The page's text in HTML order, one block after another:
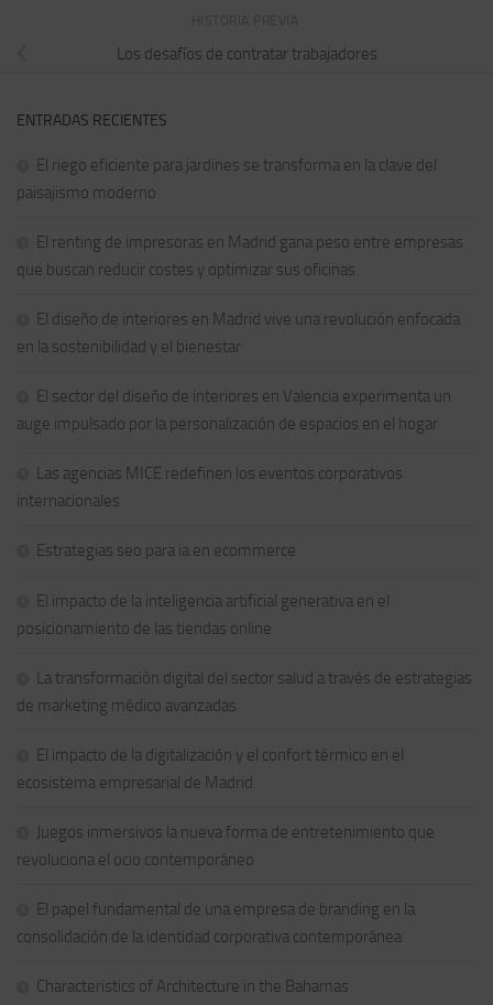
Los desafíos de contratar trabajadores
ENTRADAS RECIENTES
El riego eficiente para jardines se transforma en la clave del
paisajismo moderno
El renting de impresoras en Madrid gana peso entre empresas
que buscan reducir costes y optimizar sus oficinas
El diseño de interiores en Madrid vive una revolución enfocada
en la sostenibilidad y el bienestar
El sector del diseño de interiores en Valencia experimenta un
auge impulsado por la personalización de espacios en el hogar
Las agencias MICE redefinen los eventos corporativos
internacionales
Estrategias seo para ia en ecommerce
El impacto de la inteligencia artificial generativa en el
posicionamiento de las tiendas online
La transformación digital del sector salud a través de estrategias
de marketing médico avanzadas
El impacto de la digitalización y el confort térmico en el
ecosistema empresarial de Madrid
Juegos inmersivos la nueva forma de entretenimiento que
revoluciona el ocio contemporáneo
El papel fundamental de una empresa de branding en la
consolidación de la identidad corporativa contemporánea
Characteristics of Architecture in the Bahamas